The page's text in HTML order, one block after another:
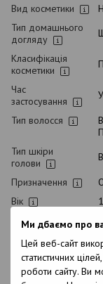
Ми дбаємо про
Цей веб-сайт
статистичних
роботи сайту. Ви
Вид косметики
Тип домашнього
догляду
Класифікація
косметики
Час
застосування
Тип волосся
Тип шкіри
голови
Призначення
Вік
З кератином
Підходить для
вагітних
Термін